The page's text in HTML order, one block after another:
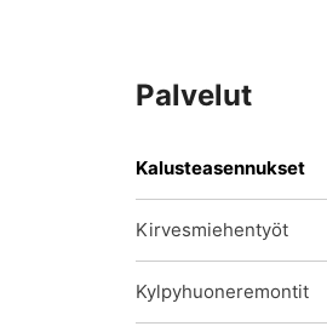
Palvelut
Kalusteasennukset
Kirvesmiehentyöt
Kylpyhuoneremontit